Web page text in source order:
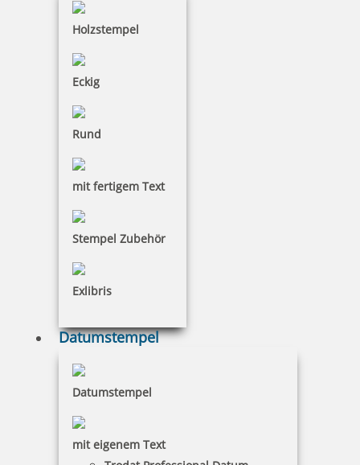
Holzstempel
Eckig
Rund
mit fertigem Text
Stempel Zubehör
Exlibris
Datumstempel
Datumstempel
mit eigenem Text
Colop Micro 1 Stempelkissen (50x90 mm)
Colop Micro 2 Stempelkissen (70x110 mm)